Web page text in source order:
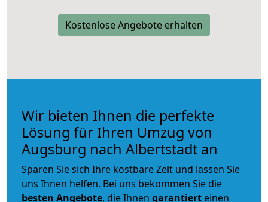
Kostenlose Angebote erhalten
Wir bieten Ihnen die perfekte
Lösung für Ihren Umzug von
Augsburg nach Albertstadt an
Sparen Sie sich Ihre kostbare Zeit und lassen Sie
uns Ihnen helfen. Bei uns bekommen Sie die
besten Angebote, die Ihnen garantiert einen